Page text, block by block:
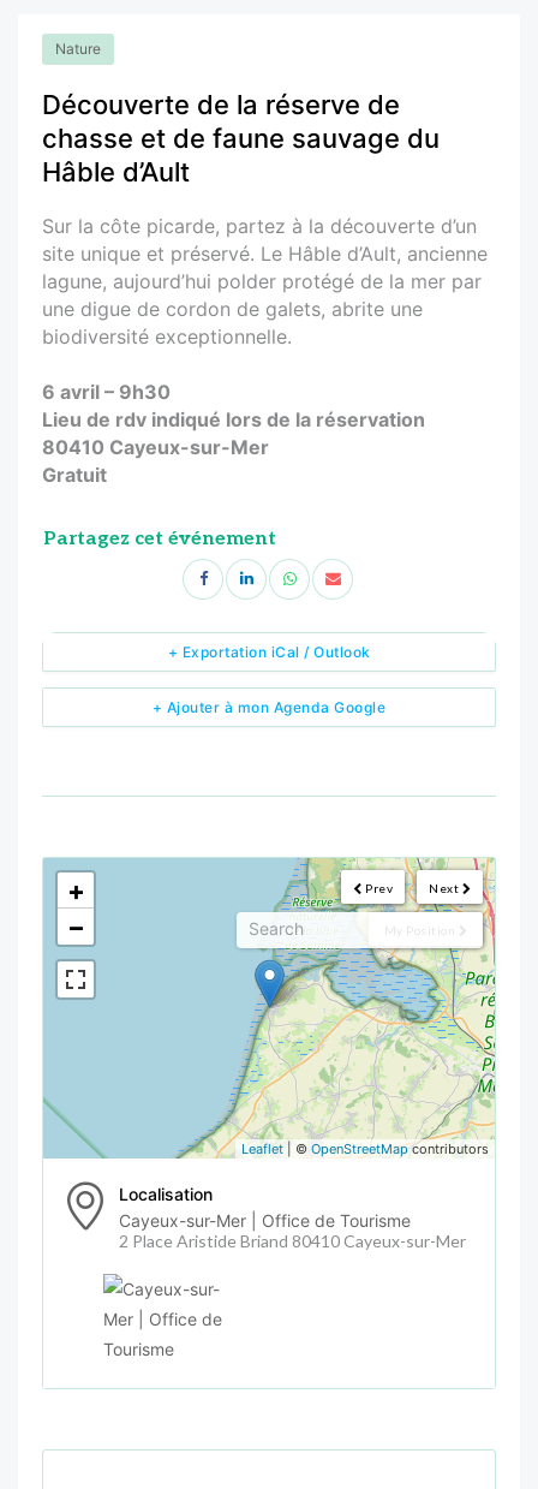
Nature
Découverte de la réserve de
chasse et de faune sauvage du
Hâble d’Ault
Sur la côte picarde, partez à la découverte d’un
site unique et préservé. Le Hâble d’Ault, ancienne
lagune, aujourd’hui polder protégé de la mer par
une digue de cordon de galets, abrite une
biodiversité exceptionnelle.
6 avril – 9h30
Lieu de rdv indiqué lors de la réservation
80410 Cayeux-sur-Mer
Gratuit
Partagez cet événement
+ Ajouter à mon Agenda Google
+ Exportation iCal / Outlook
Next
Prev
My Position
<!---->
+
−
Leaflet | © OpenStreetMapcontributors
Localisation
Cayeux-sur-Mer | Office de Tourisme
2 Place Aristide Briand 80410 Cayeux-sur-Mer